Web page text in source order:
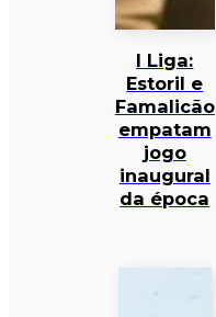
I Liga:
Estoril e
Famalicão
empatam
jogo
inaugural
da época